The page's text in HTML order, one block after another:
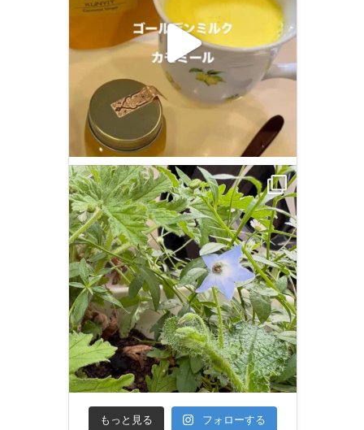
もっと見る フォローする